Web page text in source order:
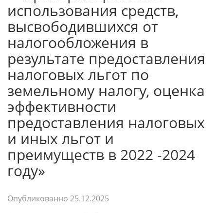
использования средств,
высвободившихся от
налогообложения в
результате предоставления
налоговых льгот по
земельному налогу, оценка
эффективности
предоставления налоговых
и иных льгот и
преимуществ в 2022 -2024
году»
Опубликованно 25.12.2025